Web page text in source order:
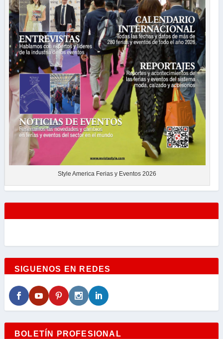
Style America Ferias y Eventos 2026
SIGUENOS EN REDES
BOLETÍN PROFESIONAL